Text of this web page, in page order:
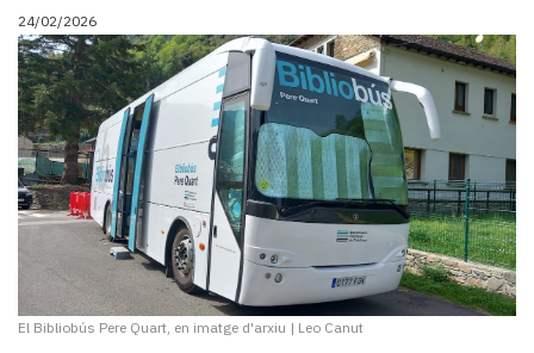
24/02/2026
El Bibliobús Pere Quart, en imatge d'arxiu | Leo Canut